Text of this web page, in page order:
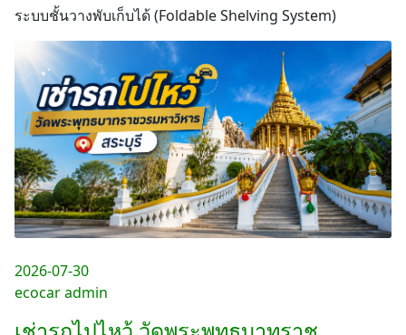
ระบบชั้นวางพับเก็บได้ (Foldable Shelving System)
2026-07-30
ecocar admin